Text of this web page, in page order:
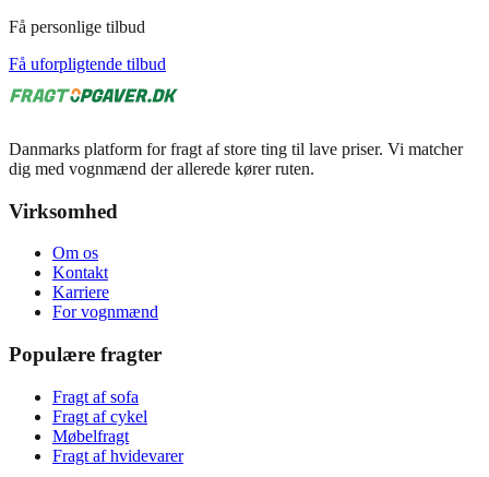
Få personlige tilbud
Få uforpligtende tilbud
Danmarks platform for fragt af store ting til lave priser. Vi matcher
dig med vognmænd der allerede kører ruten.
Virksomhed
Om os
Kontakt
Karriere
For vognmænd
Populære fragter
Fragt af sofa
Fragt af cykel
Møbelfragt
Fragt af hvidevarer